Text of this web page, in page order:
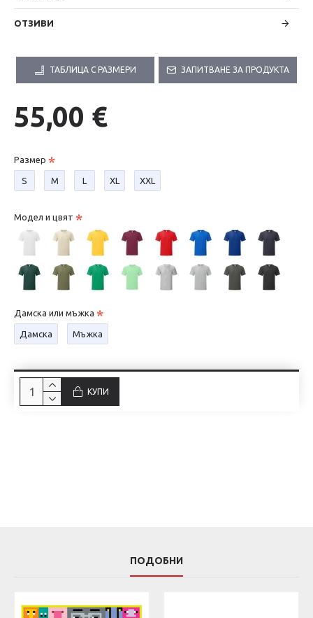
ОТЗИВИ
ТАБЛИЦА С РАЗМЕРИ ЗАПИТВАНЕ ЗА ПРОДУКТА
55,00 €
Размер
S М L XL XXL
Модел и цвят
Дамска или мъжка
Дамска Мъжка
КУПИ
ПОДОБНИ